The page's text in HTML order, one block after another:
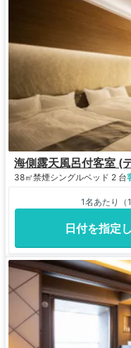
海側露天風呂付客室 (
38㎡禁煙シングルベッド 2 台
1名あたり（
日付を指定